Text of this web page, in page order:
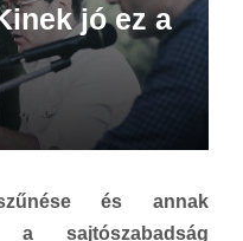
jó ez a
és annak
a sajtószabadság